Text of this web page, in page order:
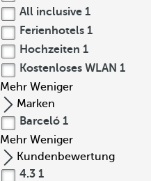
All inclusive 1
Ferienhotels 1
Hochzeiten 1
Kostenloses WLAN 1
Mehr Weniger
Marken
Barceló 1
Mehr Weniger
Kundenbewertung
4.3 1